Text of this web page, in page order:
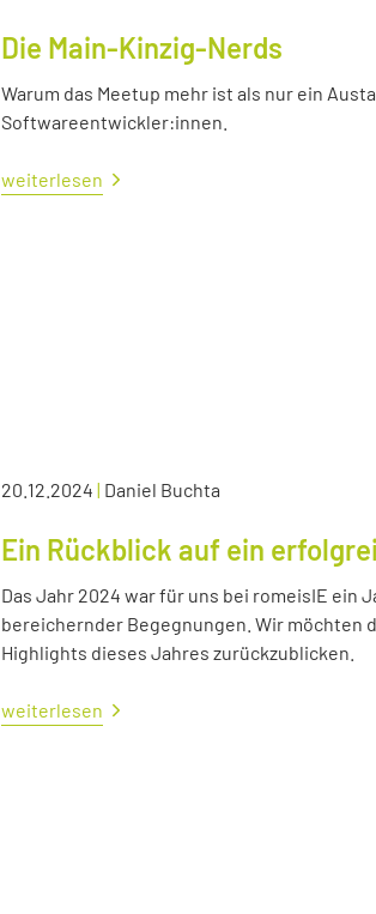
Die Main-Kinzig-Nerds
Warum das Meetup mehr ist als nur ein
Softwareentwickler:innen.
weiterlesen
20.12.2024 | Daniel Buchta
Ein Rückblick auf ein
Das Jahr 2024 war für uns bei romeisIE
bereichernder Begegnungen. Wir möchten
Highlights dieses Jahres zurückzublicken.
weiterlesen